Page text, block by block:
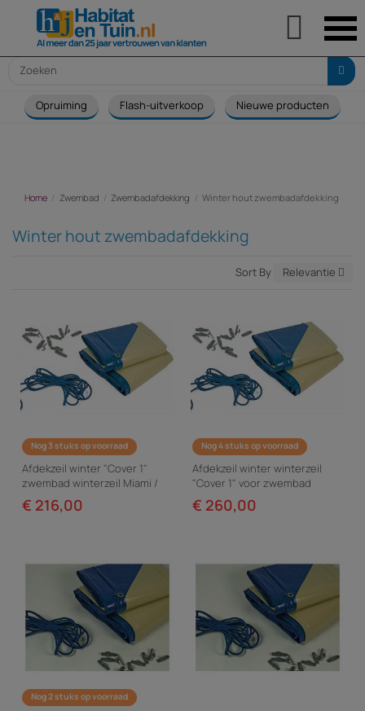
Opruiming Flash-uitverkoop Nieuwe producten
Home Zwembad Zwembadafdekking Winter hout zwembadafdekking
Winter hout zwembadafdekking
Sort By Relevantie
Nog 3 stuks op voorraad
Afdekzeil winter "Cover 1"
zwembad winterzeil Miami /
Bahia - 580 g/m² - Blauw
€ 216,00
Nog 4 stuks op voorraad
Afdekzeil winter winterzeil
"Cover 1" voor zwembad
Caimans - 580 g/m² - Blauw
€ 260,00
Nog 2 stuks op voorraad
